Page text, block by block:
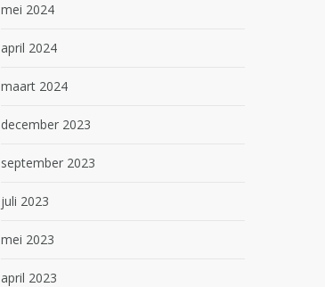
mei 2024
april 2024
maart 2024
december 2023
september 2023
juli 2023
mei 2023
april 2023